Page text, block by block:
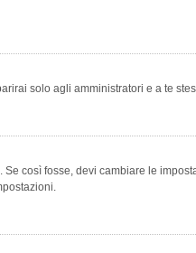
solo agli amministratori e a te
così fosse, devi cambiare le